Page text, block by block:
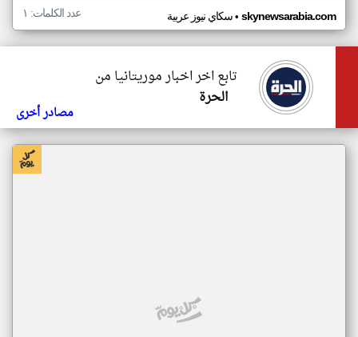
سكاي نيوز عربية• skynewsarabia.com عدد الكلمات: ١
تابع اخر اخبار موريتانيا من
الحرة
مصادر أخرى